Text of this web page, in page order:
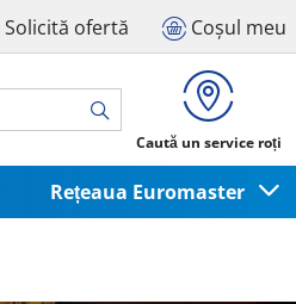
Solicită ofertă Coșul meu
Caută un service roți
Rețeaua Euromaster